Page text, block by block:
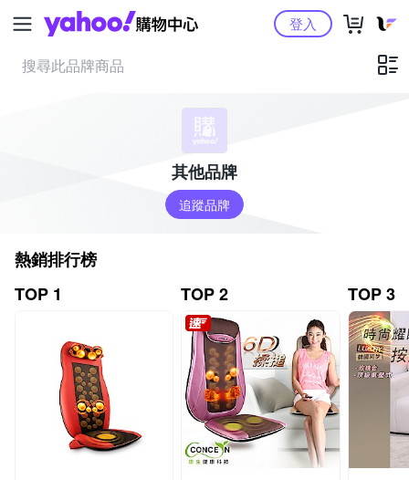
Yahoo購物中心登入
其他品牌
追蹤品牌
熱銷排行榜
TOP 1
TOP 2 TOP 3